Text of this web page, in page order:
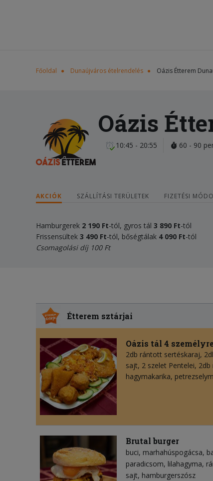
Főoldal Dunaújváros ételrendelés Oázis Étterem
Oázis
10:45 - 20:55 60 - 90
AKCIÓK SZÁLLÍTÁSI TERÜLETEK FIZETÉSI
Hamburgerek 2 190 Ft-tól, gyros tál 3 890 Ft-tól
Frissensültek 3 490 Ft-tól, bőségtálak 4 090 Ft-tól
Csomagolási díj 100 Ft
Étterem sztárjai
Oázis tál 4
2db rántott sertéskaraj,
sajt, 2 szelet Pentelei,
hagymakarika,
Brutal burger
buci marhahúspogácsa
paradicsom lilahagyma
sajt hamburgerszósz